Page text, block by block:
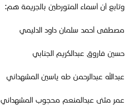
وتابع أن أسماء المتورطين بالجريمة هم:
مصطفى أحمد سلمان داود الدليمي
حسين فاروق عبدالكريم الجنابي
عبدالله عبدالرحمن طه ياسين المشهداني
عمر مثنى عبدالمنعم محجوب المشهداني